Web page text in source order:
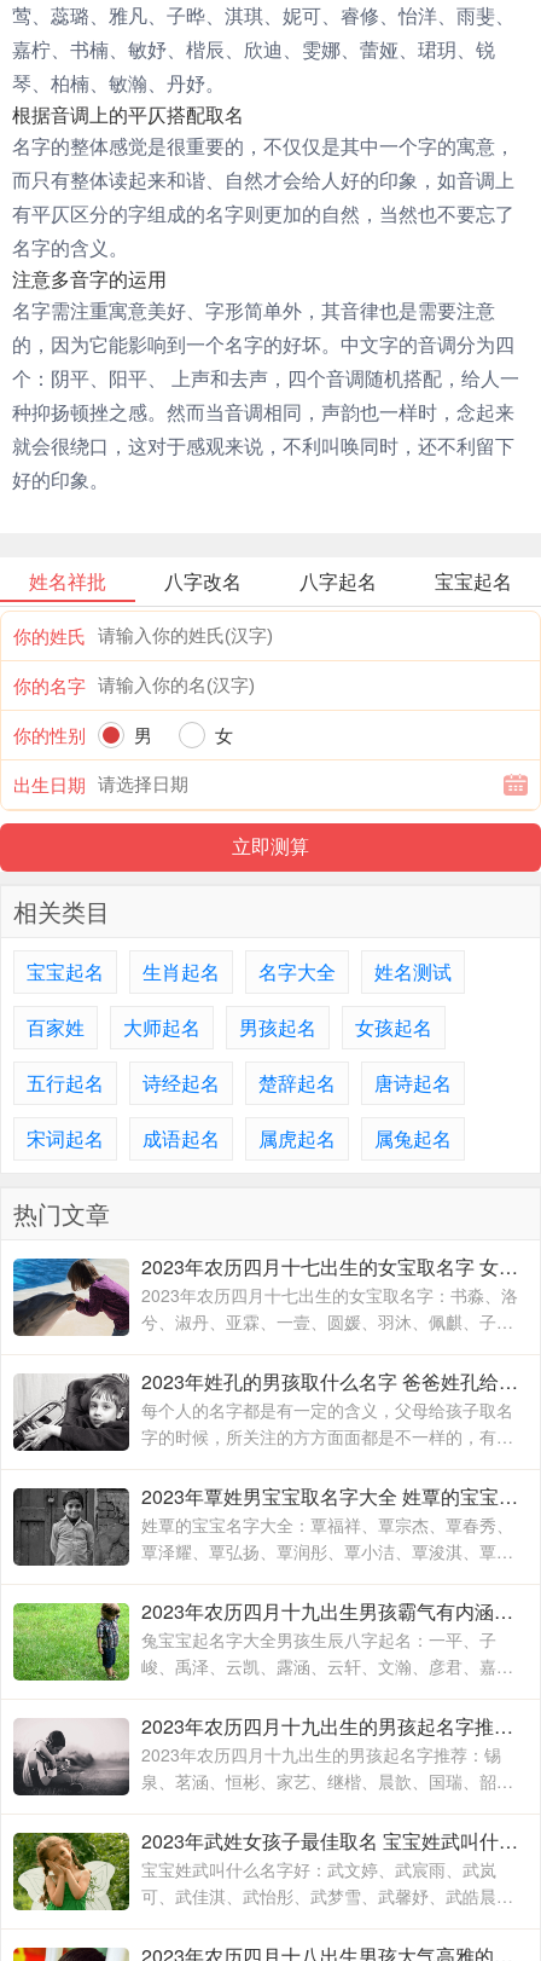
莺、蕊璐、雅凡、子晔、淇琪、妮可、睿修、怡洋、雨斐、
嘉柠、书楠、敏妤、楷辰、欣迪、雯娜、蕾娅、珺玥、锐
琴、柏楠、敏瀚、丹妤。
根据音调上的平仄搭配取名
名字的整体感觉是很重要的，不仅仅是其中一个字的寓意，
而只有整体读起来和谐、自然才会给人好的印象，如音调上
有平仄区分的字组成的名字则更加的自然，当然也不要忘了
名字的含义。
注意多音字的运用
名字需注重寓意美好、字形简单外，其音律也是需要注意
的，因为它能影响到一个名字的好坏。中文字的音调分为四
个：阴平、阳平、 上声和去声，四个音调随机搭配，给人一
种抑扬顿挫之感。然而当音调相同，声韵也一样时，念起来
就会很绕口，这对于感观来说，不利叫唤同时，还不利留下
好的印象。
姓名祥批 八字改名 八字起名 宝宝起名
你的姓氏
你的名字
你的性别
男
女
出生日期
相关类目
宝宝起名 生肖起名 名字大全
姓名测试
百家姓
大师起名 男孩起名
女孩起名
五行起名
诗经起名 楚辞起名
唐诗起名
宋词起名
成语起名 属虎起名 属兔起名
热门文章
2023年农历四月十七出生的女宝取名字 女宝宝名字大全2023属兔
2023年农历四月十七出生的女宝取名字：书淼、洛
兮、淑丹、亚霖、一壹、圆媛、羽沐、佩麒、子
卉、冰馨、伶瑶、青霖、翠云、雯雨、可菡、宸
佑、书玮、彤晴、禾木
2023年姓孔的男孩取什么名字 爸爸姓孔给宝宝取名
每个人的名字都是有一定的含义，父母给孩子取名
字的时候，所关注的方方面面都是不一样的，有的
时候就算是同名同姓的人，相信所展现出来的寓意
也是有所不同的，这主要要看父母对于孩子的期待
和要求
2023年覃姓男宝宝取名字大全 姓覃的宝宝名字大全
姓覃的宝宝名字大全：覃福祥、覃宗杰、覃春秀、
覃泽耀、覃弘扬、覃润彤、覃小洁、覃浚淇、覃炳
坤、覃玉阳、覃宗宝、覃兴隆、覃天予、覃欣君、
覃瑞源、覃吉米、覃熙
2023年农历四月十九出生男孩霸气有内涵的名字 兔宝宝起名字大全男孩生辰八字起名
兔宝宝起名字大全男孩生辰八字起名：一平、子
峻、禹泽、云凯、露涵、云轩、文瀚、彦君、嘉
林、霄云、子栋、亦心、梓玉、洛伊、宸溪、浩
明、沐一、浚泽、智豪、鑫磊
2023年农历四月十九出生的男孩起名字推荐 兔年男孩名字2023年名字大全
2023年农历四月十九出生的男孩起名字推荐：锡
泉、茗涵、恒彬、家艺、继楷、晨歆、国瑞、韶
涵、融淳、道明、一惟、智铭、佳洛、奕谨、君
然、明杨、冠泽、晓锋、
2023年武姓女孩子最佳取名 宝宝姓武叫什么名字好
宝宝姓武叫什么名字好：武文婷、武宸雨、武岚
可、武佳淇、武怡彤、武梦雪、武馨妤、武皓晨、
武楚妍、武子懿、武宸羽、武思敏、武梓榆、武思
诺、武奕君、武涵雨、武